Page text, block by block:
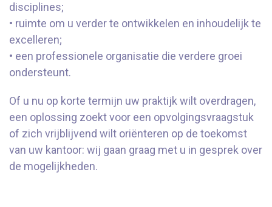
disciplines;
• ruimte om u verder te ontwikkelen en inhoudelijk te
excelleren;
• een professionele organisatie die verdere groei
ondersteunt.
Of u nu op korte termijn uw praktijk wilt overdragen,
een oplossing zoekt voor een opvolgingsvraagstuk
of zich vrijblijvend wilt oriënteren op de toekomst
van uw kantoor: wij gaan graag met u in gesprek over
de mogelijkheden.